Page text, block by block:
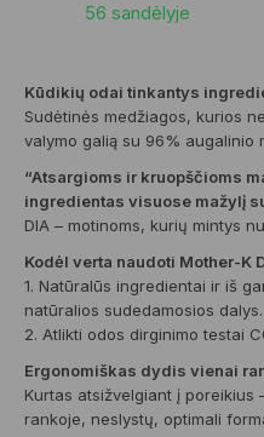
56 sandėlyje
Kūdikių odai tinkantys
Sudėtinės medžiagos, kurios
valymo galią su 96% augalinio
“Atsargioms ir kruopščioms
ingredientas visuose mažylį
DIA – motinoms, kurių mintys
Kodėl verta naudoti Mother-K
1. Natūralūs ingredientai ir iš
natūralios sudedamosios dalys.
2. Atlikti odos dirginimo testai
Ergonomiškas dydis vienai
Kurtas atsižvelgiant į poreikius
rankoje, neslystų, optimali